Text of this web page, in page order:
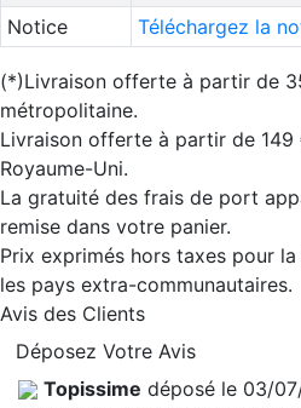
Notice
Téléchargez la
(*)Livraison offerte à partir de
métropolitaine.
Livraison offerte à partir de 149
Royaume-Uni.
La gratuité des frais de port
remise dans votre panier.
Prix exprimés hors taxes pour la
les pays extra-communautaires.
Avis des Clients
Déposez Votre Avis
Topissime déposé le 03/